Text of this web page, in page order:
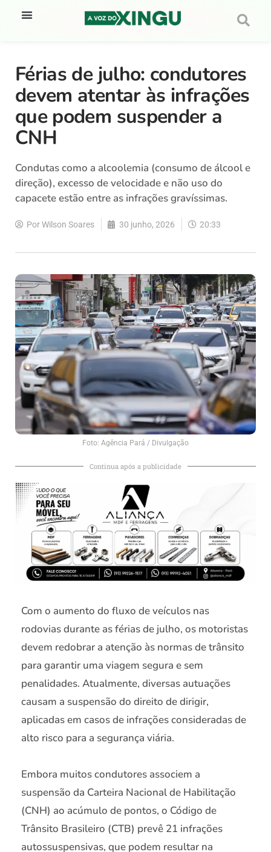
Férias de julho: condutores
devem atentar às infrações
que podem suspender a
CNH
Condutas como a alcoolemia (consumo de álcool e
direção), excesso de velocidade e não uso do
capacete estão entre as infrações gravíssimas.
PorWilson Soares 30 junho, 2026 20:33
Foto: Agência Pará / Divulgação
Continua após a publicidade
Com o aumento do fluxo de veículos nas
rodovias durante as férias de julho, os motoristas
devem redobrar a atenção às normas de trânsito
para garantir uma viagem segura e sem
penalidades. Atualmente, diversas autuações
causam a suspensão do direito de dirigir,
aplicadas em casos de infrações consideradas de
alto risco para a segurança viária.
Embora muitos condutores associem a
suspensão da Carteira Nacional de Habilitação
(CNH) ao acúmulo de pontos, o Código de
Trânsito Brasileiro (CTB) prevê 21 infrações
autossuspensivas, que podem resultar na